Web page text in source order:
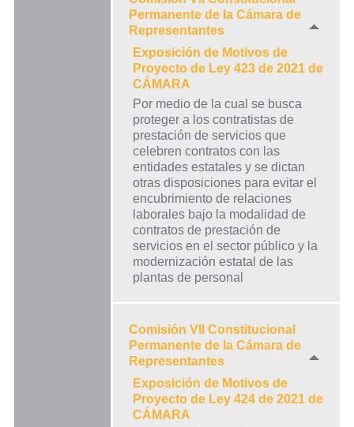
Permanente de la Cámara de
Representantes
Exposición de Motivos de
Proyecto de Ley 423 de 2021 de
CÁMARA
Por medio de la cual se busca
proteger a los contratistas de
prestación de servicios que
celebren contratos con las
entidades estatales y se dictan
otras disposiciones para evitar el
encubrimiento de relaciones
laborales bajo la modalidad de
contratos de prestación de
servicios en el sector público y la
modernización estatal de las
plantas de personal
Comisión VII Constitucional
Permanente de la Cámara de
Representantes
Exposición de Motivos de
Proyecto de Ley 424 de 2021 de
CÁMARA